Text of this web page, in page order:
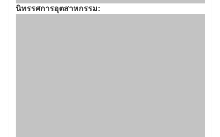
นิทรรศการอุตสาหกรรม: